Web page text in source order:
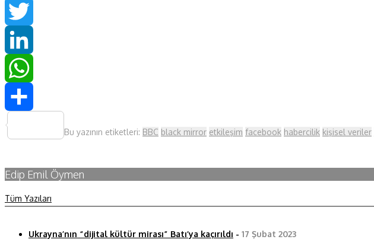
Facebook
Twitter
LinkedIn
WhatsApp
Bu yazının etiketleri: BBC black mirror etkileşim facebook habercilik kişisel veriler
Edip Emil Öymen
Tüm Yazıları
Ukrayna’nın “dijital kültür mirası” Batı’ya kaçırıldı - 17 Şubat 2023